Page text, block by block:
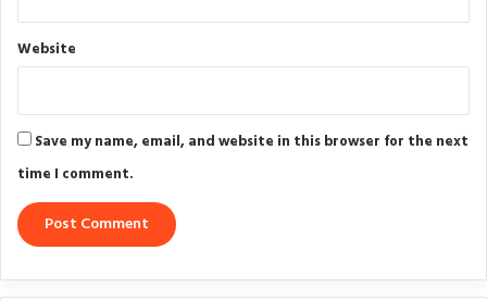
Website
Save my name, email, and website in this browser for the next
time I comment.